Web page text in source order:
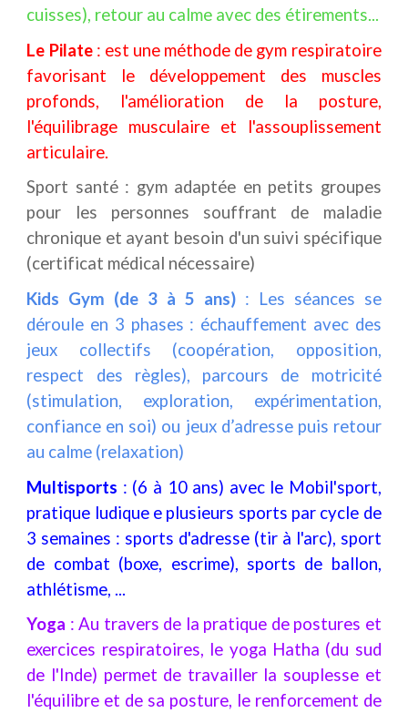
cuisses), retour au calme avec des étirements...
Le Pilate: est une méthode de gym respiratoire
favorisant le développement des muscles
profonds, l'amélioration de la posture,
l'équilibrage musculaire et l'assouplissement
articulaire.
Sport santé : gym adaptée en petits groupes
pour les personnes souffrant de maladie
chronique et ayant besoin d'un suivi spécifique
(certificat médical nécessaire)
Kids Gym (de 3 à 5 ans): Les séances se
déroule en 3 phases : échauffement avec des
jeux collectifs (coopération, opposition,
respect des règles), parcours de motricité
(stimulation, exploration, expérimentation,
confiance en soi) ou jeux d’adresse puis retour
au calme (relaxation)
Multisports : (6 à 10 ans) avec le Mobil'sport,
pratique ludique e plusieurs sports par cycle de
3 semaines : sports d'adresse (tir à l'arc), sport
de combat (boxe, escrime), sports de ballon,
athlétisme, ...
Yoga :Au travers de la pratique de postures et
exercices respiratoires, le yoga Hatha (du sud
de l'Inde) permet de travailler la souplesse et
l'équilibre et de sa posture, le renforcement de